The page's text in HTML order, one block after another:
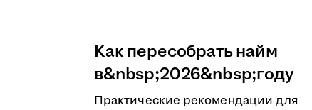
Как пересобрать найм
в&nbsp;2026&nbsp;году
Практические рекомендации для